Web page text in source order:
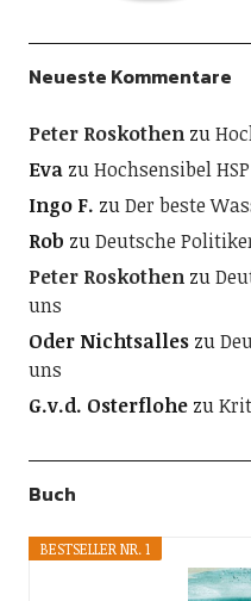
Neueste Kommentare
Peter Roskothenzu
EvazuHochsensibel HSP
Ingo F. zuDer beste
Rob zuDeutsche
Peter Roskothenzu
uns
Oder Nichtsalleszu
uns
G.v.d. Osterflohezu
Buch
BESTSELLER NR. 1